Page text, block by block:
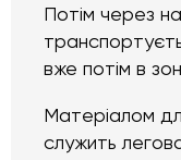
Потім через
вже потім в
Матеріалом
служить